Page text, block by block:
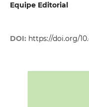
Equipe Editorial
DOI: https://doi.org/